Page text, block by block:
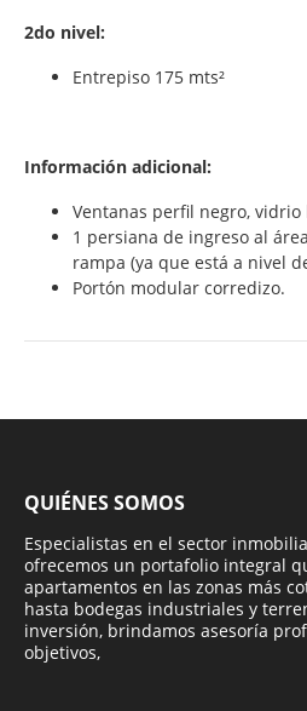
2do nivel:
Entrepiso 175 mts²
Información adicional:
Ventanas perfil negro, vidrio
1 persiana de ingreso al
rampa (ya que está a nivel
Portón modular corredizo.
QUIÉNES SOMOS
Especialistas en el sector
ofrecemos un portafolio integral
apartamentos en las zonas más
hasta bodegas industriales y
inversión, brindamos asesoría
objetivos,